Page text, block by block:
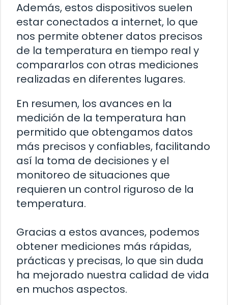
Además, estos dispositivos suelen
estar conectados a internet, lo que
nos permite obtener datos precisos
de la temperatura en tiempo real y
compararlos con otras mediciones
realizadas en diferentes lugares.
En resumen, los avances en la
medición de la temperatura han
permitido que obtengamos datos
más precisos y confiables, facilitando
así la toma de decisiones y el
monitoreo de situaciones que
requieren un control riguroso de la
temperatura.
Gracias a estos avances, podemos
obtener mediciones más rápidas,
prácticas y precisas, lo que sin duda
ha mejorado nuestra calidad de vida
en muchos aspectos.